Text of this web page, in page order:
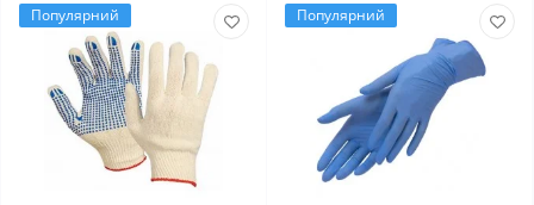
Популярний Популярний